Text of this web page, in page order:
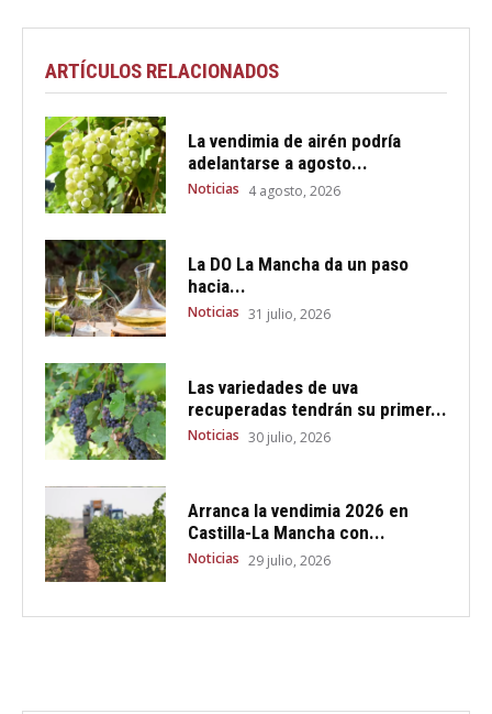
ARTÍCULOS RELACIONADOS
La vendimia de airén podría
adelantarse a agosto...
Noticias 4 agosto, 2026
La DO La Mancha da un paso
hacia...
Noticias 31 julio, 2026
Las variedades de uva
recuperadas tendrán su primer...
Noticias 30 julio, 2026
Arranca la vendimia 2026 en
Castilla-La Mancha con...
Noticias 29 julio, 2026